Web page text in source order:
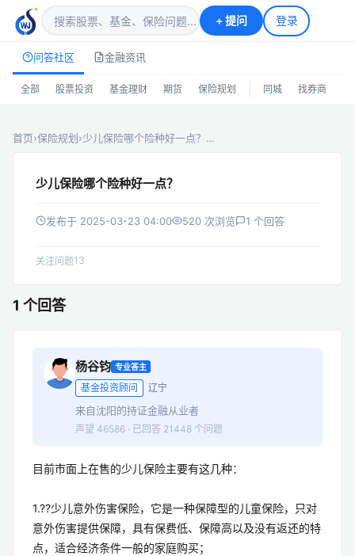
+提问 登录
问答社区 金融资讯
全部 股票投资 基金理财 期货 保险规划 同城 找券商
首页›保险规划›少儿保险哪个险种好一点？…
少儿保险哪个险种好一点？
发布于 2025-03-23 04:00 520 次浏览 1 个回答
关注问题13
1 个回答
杨谷钧 专业答主
基金投资顾问 辽宁
来自沈阳的持证金融从业者
声望 46586 · 已回答 21448 个问题
目前市面上在售的少儿保险主要有这几种：
1.??少儿意外伤害保险，它是一种保障型的儿童保险，只对
意外伤害提供保障，具有保费低、保障高以及没有返还的特
点，适合经济条件一般的家庭购买；